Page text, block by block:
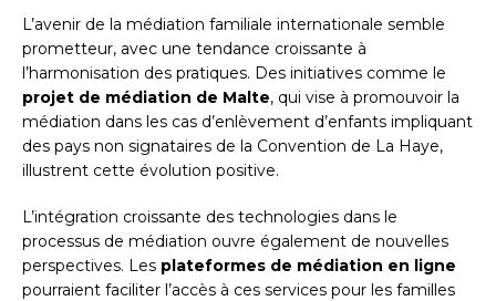
L’avenir de la médiation familiale internationale semble
prometteur, avec une tendance croissante à
l’harmonisation des pratiques. Des initiatives comme le
projet de médiation de Malte, qui vise à promouvoir la
médiation dans les cas d’enlèvement d’enfants impliquant
des pays non signataires de la Convention de La Haye,
illustrent cette évolution positive.
L’intégration croissante des technologies dans le
processus de médiation ouvre également de nouvelles
perspectives. Les plateformes de médiation en ligne
pourraient faciliter l’accès à ces services pour les familles